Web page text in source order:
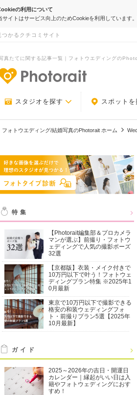
の利用について
サイトはサービス向上のためCookieを利用しています
かるクチコミサイト
真たてに関する記事一覧｜フォトウエディングの
スタジオを探す スポットを
フォトウエディング/結婚写真のPhotorait ホーム
特集
【Photorait編集部＆プロカメラ
マンが選ぶ】前撮り・フォトウ
ェディングで人気の撮影ポーズ
32選
【京都版】衣装・メイク付きで
10万円以下で叶う！フォトウェ
ディングプラン特集 ※2025年1
0月最新
東京で10万円以下で撮影できる
格安の和装ウェディングフォ
ト・前撮りプラン5選【2025年
10月最新】
ガイド
2025～2026年の吉日・開運日
カレンダー｜縁起がいい日は入
籍やフォトウェディングにおす
すめ！